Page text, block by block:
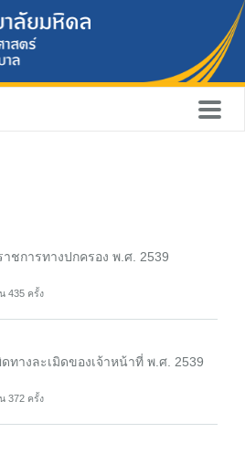
การทางปกครอง พ.ศ. 2539
435 ครั้ง
างละเมิดของเจ้าหน้าที่ พ.ศ. 2539
372 ครั้ง